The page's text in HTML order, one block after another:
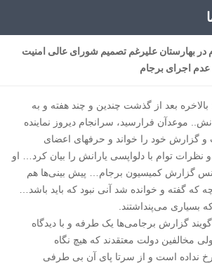
بهارستان علیرغم تصمیم شورای عالی امنیت
اجرای برجام
بالاخره بعد از گذشت چندین و چند هفته و به
موعدآن فرارسید، سرانجام دیروز نماینده
و گزارش خود را خواند و حرفهای اعضای
نظرات توام با دلواپسی یارانش را بیان کرد… او
گزارش کمیسیون برجام… پیش بینی‌ها هم
که گفته و خوانده شد آنی نبود که باید باشد…
بسیاری می‌پنداشتند.
گزارش برجامی‌ها یک طرفه و با دیدگاه
مخالفین دولت معتقدند که هیچ نگاه
نداده است و از سرتا پای آن بی طرفی